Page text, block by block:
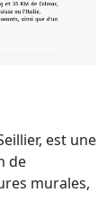
est une
de
murales,